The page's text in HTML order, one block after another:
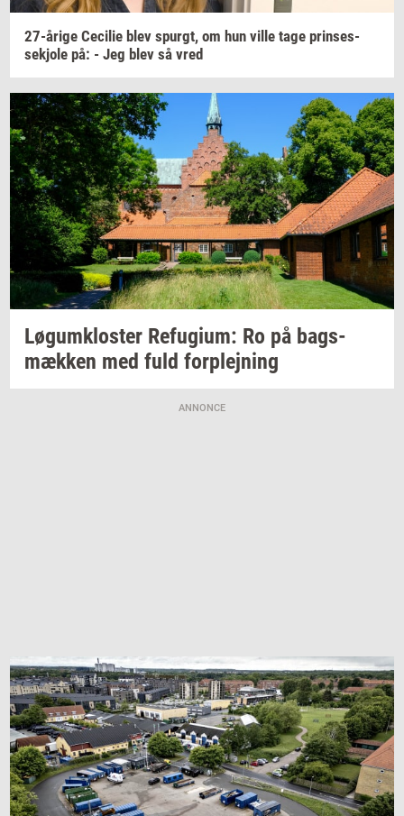
27-​årige Ce­ci­lie blev spurgt, om hun ville tage prin­ses­
sekjo­le på: - Jeg blev så vred
Løgum­klo­ster Re­fu­gi­um: Ro på bags­
mæk­ken med fuld for­plej­ning
ANNONCE